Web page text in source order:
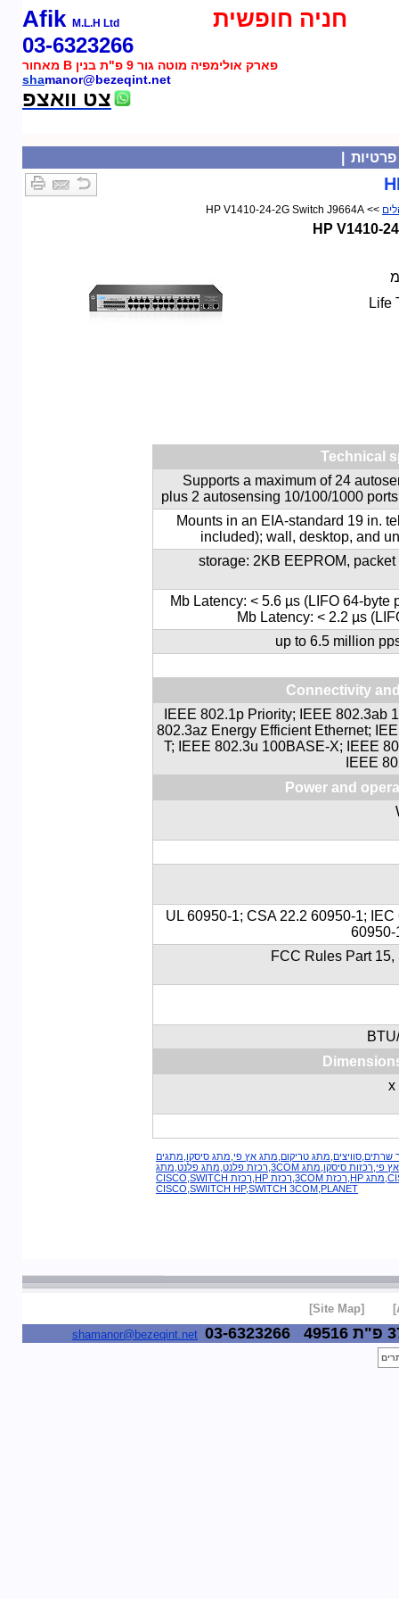
חניה חופשית M.L.H Ltd
03-6323266
פארק אולימפיה מוטה גור 9 פ"ת בנין B מאחור
shamanor@bezeqint.net
צט וואצפ
פרטיות
>> HP V1410-24-2G Switch J9664A
HP V1410-
Life
Technical
Supports a maximum of 24
plus 2 autosensing 10/100/1000
Mounts in an EIA-standard 19 in.
included); wall, desktop, and
storage: 2KB EEPROM,
100 Mb Latency: < 5.6 µs (LIFO 64-
Mb Latency: < 2.2 µs
up to 6.5 million
Connectivity
IEEE 802.1p Priority; IEEE 802.3ab
802.3az Energy Efficient Ethernet;
T; IEEE 802.3u 100BASE-X; IEEE
IEEE
Power and
UL 60950-1; CSA 22.2 60950-1;
60950-
FCC Rules Part
טריקום,מתג אץ פי,מתג סיסקו,מתגים
סיסקו,מתגים אץ פי,מתגים טריקום,רכזות טרי קום,רכזות אץ פי,רכזות סיסקו,מתג 3COM,רכזת פלנט,מתג פלנט,מתג
דילינג,רכזת דילינגDLINK,TPLINK,מתג CISCO,מתג HP,רכזת 3COM,רכזת HP,רכזת CISCO,SWITCH
CISCO,SWIITCH HP,SWITCH 3COM,PLANET
[Site Map]
49516
03-6323266
shamanor@bezeqint.net